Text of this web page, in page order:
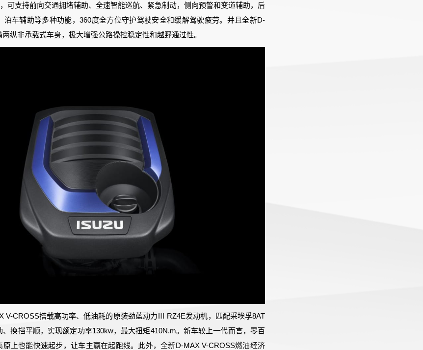
可支持前向交通拥堵辅助、全速智能巡航、紧急制动，侧向预警和变道辅助，后
泊车辅助等多种功能，360度全方位守护驾驶安全和缓解驾驶疲劳。并且全新D-
纵非承载式车身，极大增强公路操控稳定性和越野通过性。
V-CROSS搭载高功率、低油耗的原装劲蓝动力Ⅲ RZ4E发动机，匹配采埃孚8AT
换挡平顺，实现额定功率130kw，最大扭矩410N.m。新车较上一代而言，零百
原上也能快速起步，让车主赢在起跑线。此外，全新D-MAX V-CROSS燃油经济